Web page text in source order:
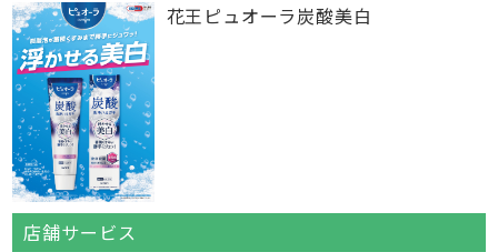
花王ピュオーラ炭酸美白
店舗サービス